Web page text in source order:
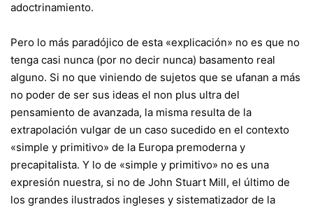
adoctrinamiento.
Pero lo más paradójico de esta «explicación» no es que no
tenga casi nunca (por no decir nunca) basamento real
alguno. Si no que viniendo de sujetos que se ufanan a más
no poder de ser sus ideas el non plus ultra del
pensamiento de avanzada, la misma resulta de la
extrapolación vulgar de un caso sucedido en el contexto
«simple y primitivo» de la Europa premoderna y
precapitalista. Y lo de «simple y primitivo» no es una
expresión nuestra, si no de John Stuart Mill, el último de
los grandes ilustrados ingleses y sistematizador de la